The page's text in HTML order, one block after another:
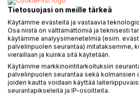
KUVAUS
Tietosuojasi on meille tärkeä
Käytämme evästeitä ja vastaavia
Osa niistä on välttämättömiä ja teknisesti
käytämme analyysimenetelmiä (esim.
palvelinpuolen seurantaa) mitataksemme,
vieraillaan ja kuinka sitä käytetään.
Käytämme markkinointitarkoituksiin
palvelinpuolen seurantaa sekä kolmansien
joiden kautta voidaan käyttää
seurantapikseleitä ja IP-osoitteita.